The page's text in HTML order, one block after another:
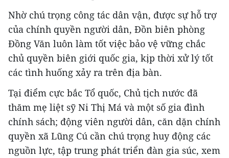
Nhờ chú trọng công tác dân vận, được sự hỗ trợ
của chính quyền người dân, Đồn biên phòng
Đồng Văn luôn làm tốt việc bảo vệ vững chắc
chủ quyền biên giới quốc gia, kịp thời xử lý tốt
các tình huống xảy ra trên địa bàn.
Tại điểm cực bắc Tổ quốc, Chủ tịch nước đã
thăm mẹ liệt sỹ Ni Thị Má và một số gia đình
chính sách; động viên người dân, căn dặn chính
quyền xã Lũng Cú cần chú trọng huy động các
nguồn lực, tập trung phát triển đàn gia súc, xem